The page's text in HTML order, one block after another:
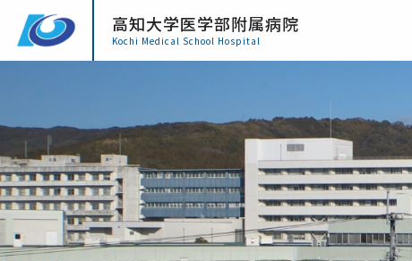
高知大学医学部附属病院
Kochi Medical School Hospital